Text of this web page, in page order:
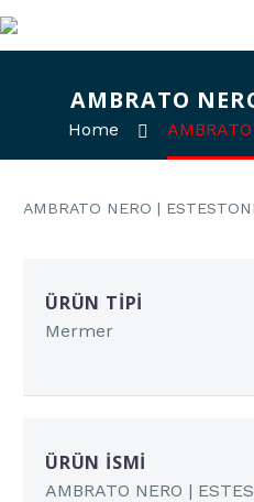
AMBRATO
Home
AMBRATO NERO |
ÜRÜN TIPI
Mermer
ÜRÜN İSMI
AMBRATO NERO |